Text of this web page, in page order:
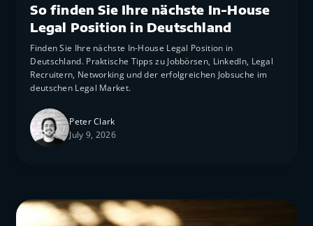
So finden Sie Ihre nächste In-House
Legal Position in Deutschland
Finden Sie Ihre nächste In-House Legal Position in
Deutschland. Praktische Tipps zu Jobbörsen, LinkedIn, Legal
Recruitern, Networking und der erfolgreichen Jobsuche im
deutschen Legal Market.
Peter Clark
July 9, 2026